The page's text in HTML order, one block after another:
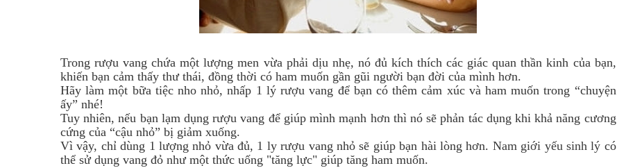
Trong rượu vang chứa một lượng men vừa phải dịu nhẹ, nó đủ kích thích các giác quan thần kinh của bạn,
khiến bạn cảm thấy thư thái, đồng thời có ham muốn gần gũi người bạn đời của mình hơn.
Hãy làm một bữa tiệc nho nhỏ, nhấp 1 lý rượu vang để bạn có thêm cảm xúc và ham muốn trong “chuyện
ấy” nhé!
Tuy nhiên, nếu bạn lạm dụng rượu vang để giúp mình mạnh hơn thì nó sẽ phản tác dụng khi khả năng cương
cứng của “cậu nhỏ” bị giảm xuống.
Vì vậy, chỉ dùng 1 lượng nhỏ vừa đủ, 1 ly rượu vang nhỏ sẽ giúp bạn hài lòng hơn. Nam giới yếu sinh lý có
thể sử dụng vang đỏ như một thức uống "tăng lực" giúp tăng ham muốn.